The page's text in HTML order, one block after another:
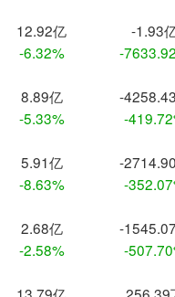
12.92亿
-6.32%
-1.93
-
8.89亿
-5.33%
-
-
5.91亿
-8.63%
-
-
2.68亿
-2.58%
-
-